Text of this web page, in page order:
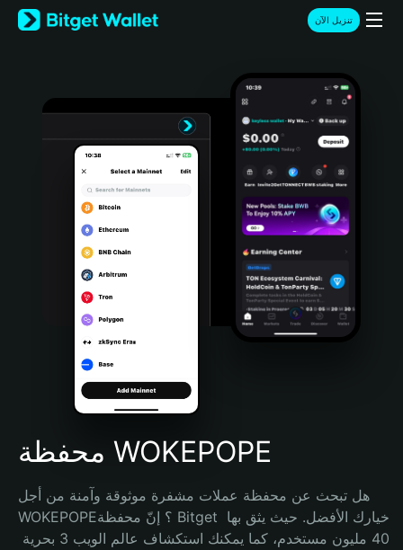
English
日本語
Türkçe
Português (Portugal)
Bahasa Indonesia
Português (Brasil)
Español (Argentina)
تنزيل الآن
محفظة WOKEPOPE
هل تبحث عن محفظة عملات مشفرة موثوقة وآمنة من أجل
WOKEPOPE؟ إنّ محفظة Bitget خيارك الأفضل. حيث يثق بها